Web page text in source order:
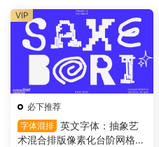
必下推荐
字体混排 英文字体：抽象艺
术混合排版像素化台阶网格状
VIP